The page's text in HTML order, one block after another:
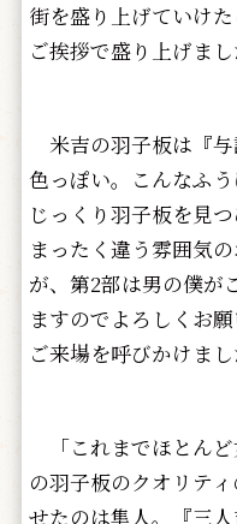
街を盛り上げていけ
ご挨拶で盛り上げまし
米吉の羽子板は『
色っぽい。こんなふ
じっくり羽子板を見
まったく違う雰囲気
が、第2部は男の僕が
ますのでよろしくお
ご来場を呼びかけまし
「これまでほとん
の羽子板のクオリテ
せたのは隼人。『三